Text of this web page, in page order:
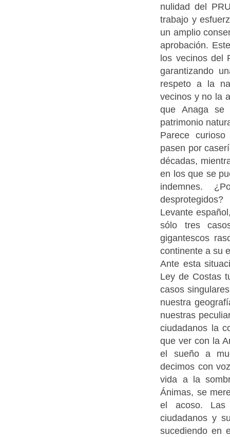
nulidad del
trabajo y
un amplio
aprobación.
los vecinos del
garantizando
respeto a la
vecinos y no la
que Anaga se
patrimonio
Parece
pasen por
décadas,
en los que se
indemnes.
Levante
sólo tres
gigantescos
continente a su
Ante esta
Ley de Costas
casos
nuestra
nuestras
ciudadanos la
que ver con la
el sueño a
decimos con
vida a la
Ánimas, se
el acoso. Las
ciudadanos y
sucediendo en